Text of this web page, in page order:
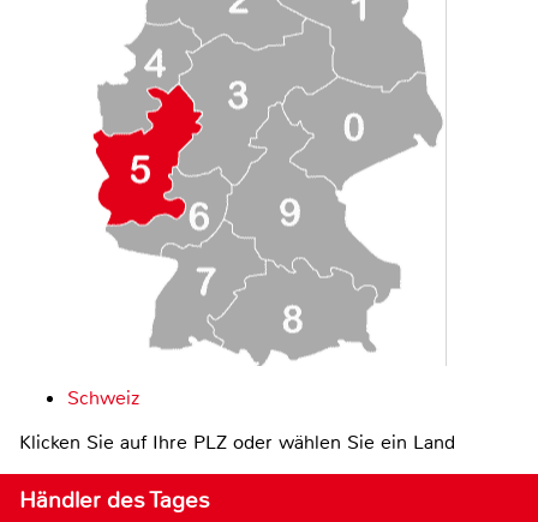
Schweiz
Klicken Sie auf Ihre PLZ oder wählen Sie ein Land
Händler des Tages